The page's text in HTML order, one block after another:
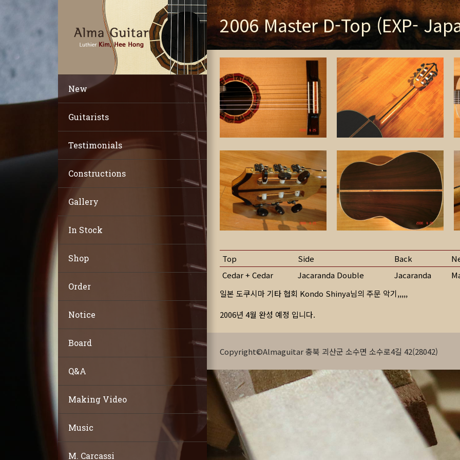
New
Guitarists
Testimonials
Constructions
Gallery
In Stock
Shop
Order
Notice
Board
Q&A
Making Video
Music
M. Carcassi
2006 Master D-Top (EXP-
Top Side Back
Cedar + Cedar
Jacaranda Double Jacaranda
일본 도쿠시마 기타 협회 Kondo Shinya님의 주문 악기,,,,,
2006년 4월 완성 예정 입니다.
Copyright©Almaguitar 충북 괴산군 소수면 소수로4길 42(28042)